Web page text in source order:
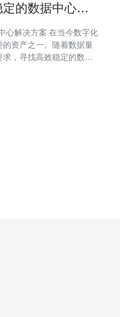
的数据中心解
在当今数字化
资产之一。随着数据量
，寻找高效稳定的数据
，满足各类企业的需